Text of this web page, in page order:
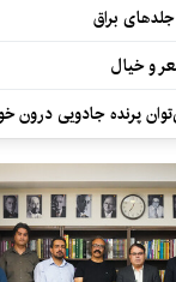
براق
و خیال
پرنده جادویی درون